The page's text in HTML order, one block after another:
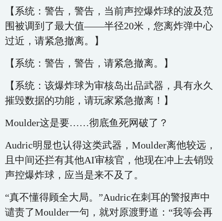
【系统：警告，警告，当前声控爆炸球的波及范
围被调到了最大值——半径20米，您离炸弹中心
过近，请紧急撤离。】
【系统：警告，警告，请紧急撤离。】
【系统：该爆炸球为审核岛出品武器，具有永久
摧毁数据的功能，请玩家紧急撤离！】
Moulder这是要……彻底鱼死网破了？
Audric明显也认得这类武器，Moulder离他较远，
且中间还拦有其他AI审核官，他现在冲上去销毁
声控爆炸球，应当是来不及了。
“真不懂得顾全大局。”Audric在刺耳的警报声中
谴责了Moulder一句，就对原渡野道：“我等会再